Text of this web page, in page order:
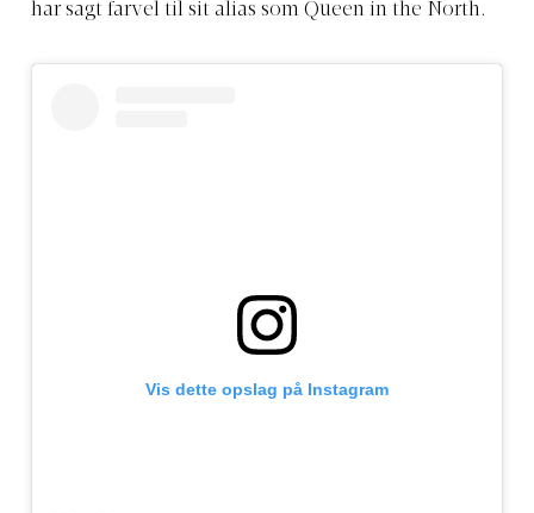
har sagt farvel til sit alias som Queen in the North.
Vis dette opslag på Instagram